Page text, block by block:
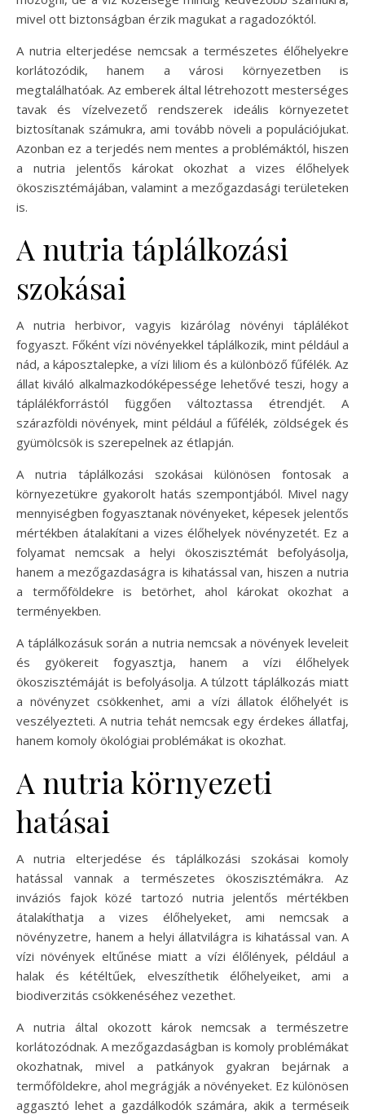
mivel ott biztonságban érzik magukat a ragadozóktól.
A nutria elterjedése nemcsak a természetes élőhelyekre
korlátozódik, hanem a városi környezetben is
megtalálhatóak. Az emberek által létrehozott mesterséges
tavak és vízelvezető rendszerek ideális környezetet
biztosítanak számukra, ami tovább növeli a populációjukat.
Azonban ez a terjedés nem mentes a problémáktól, hiszen
a nutria jelentős károkat okozhat a vizes élőhelyek
ökoszisztémájában, valamint a mezőgazdasági területeken
is.
A nutria táplálkozási
szokásai
A nutria herbivor, vagyis kizárólag növényi táplálékot
fogyaszt. Főként vízi növényekkel táplálkozik, mint például a
nád, a káposztalepke, a vízi liliom és a különböző fűfélék. Az
állat kiváló alkalmazkodóképessége lehetővé teszi, hogy a
táplálékforrástól függően változtassa étrendjét. A
szárazföldi növények, mint például a fűfélék, zöldségek és
gyümölcsök is szerepelnek az étlapján.
A nutria táplálkozási szokásai különösen fontosak a
környezetükre gyakorolt hatás szempontjából. Mivel nagy
mennyiségben fogyasztanak növényeket, képesek jelentős
mértékben átalakítani a vizes élőhelyek növényzetét. Ez a
folyamat nemcsak a helyi ökoszisztémát befolyásolja,
hanem a mezőgazdaságra is kihatással van, hiszen a nutria
a termőföldekre is betörhet, ahol károkat okozhat a
terményekben.
A táplálkozásuk során a nutria nemcsak a növények leveleit
és gyökereit fogyasztja, hanem a vízi élőhelyek
ökoszisztémáját is befolyásolja. A túlzott táplálkozás miatt
a növényzet csökkenhet, ami a vízi állatok élőhelyét is
veszélyezteti. A nutria tehát nemcsak egy érdekes állatfaj,
hanem komoly ökológiai problémákat is okozhat.
A nutria környezeti
hatásai
A nutria elterjedése és táplálkozási szokásai komoly
hatással vannak a természetes ökoszisztémákra. Az
inváziós fajok közé tartozó nutria jelentős mértékben
átalakíthatja a vizes élőhelyeket, ami nemcsak a
növényzetre, hanem a helyi állatvilágra is kihatással van. A
vízi növények eltűnése miatt a vízi élőlények, például a
halak és kétéltűek, elveszíthetik élőhelyeiket, ami a
biodiverzitás csökkenéséhez vezethet.
A nutria által okozott károk nemcsak a természetre
korlátozódnak. A mezőgazdaságban is komoly problémákat
okozhatnak, mivel a patkányok gyakran bejárnak a
termőföldekre, ahol megrágják a növényeket. Ez különösen
aggasztó lehet a gazdálkodók számára, akik a terméseik